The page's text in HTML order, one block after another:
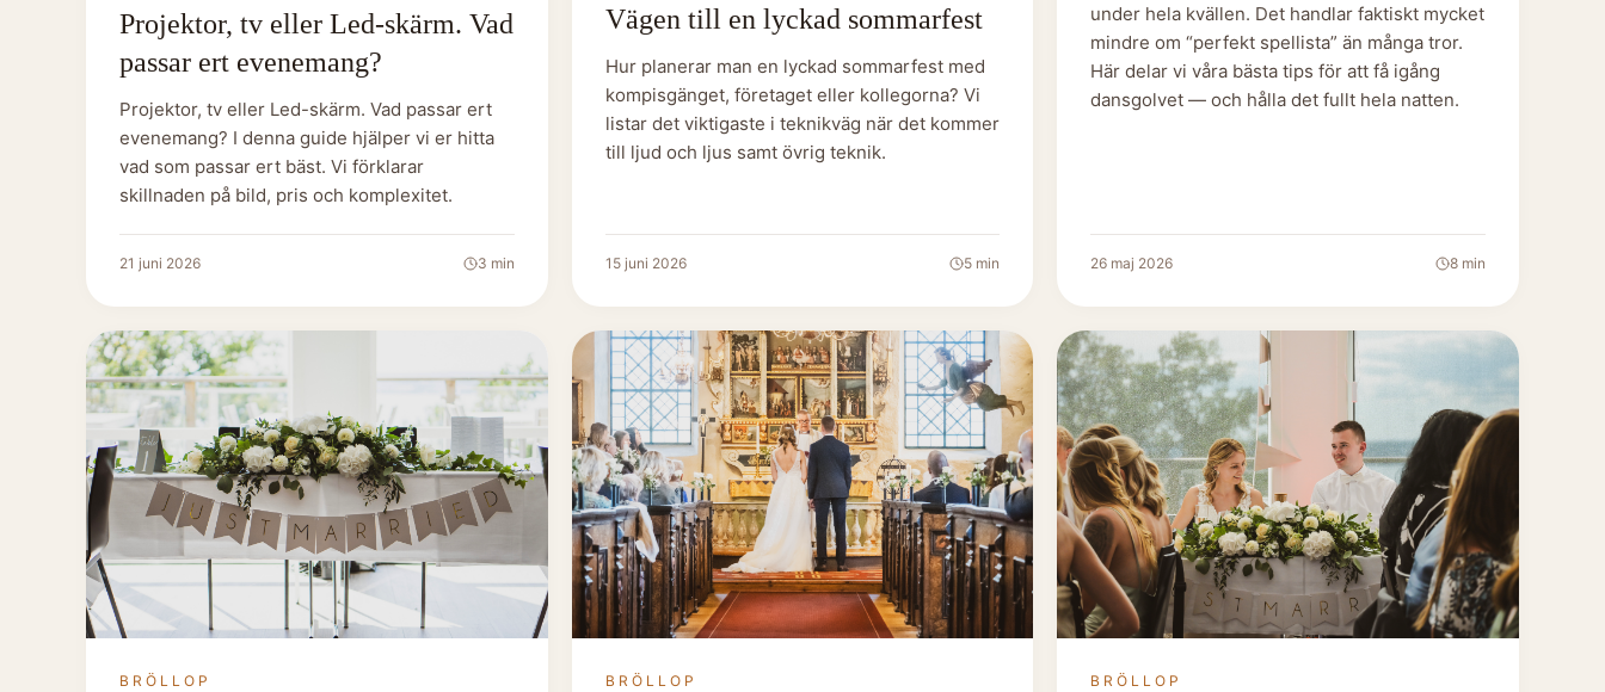
Projektor, tv eller Led-skärm. Vad
passar ert evenemang?
Projektor, tv eller Led-skärm. Vad passar ert
evenemang? I denna guide hjälper vi er hitta
vad som passar ert bäst. Vi förklarar
skillnaden på bild, pris och komplexitet.
21 juni 2026 3 min
Vägen till en lyckad sommarfest
Hur planerar man en lyckad sommarfest med
kompisgänget, företaget eller kollegorna? Vi
listar det viktigaste i teknikväg när det kommer
till ljud och ljus samt övrig teknik.
15 juni 2026 5 min
under hela kvällen. Det handlar faktiskt mycket
mindre om “perfekt spellista” än många tror.
Här delar vi våra bästa tips för att få igång
dansgolvet — och hålla det fullt hela natten.
26 maj 2026 8min
BRÖLLOP BRÖLLOP BRÖLLOP